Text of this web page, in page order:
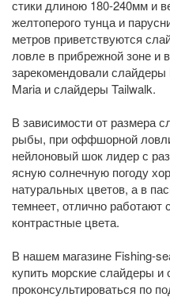
стики длиною 180-240мм и
желтоперого тунца и
метров приветствуются
ловле в прибрежной зоне и
зарекомендовали
Maria и слайдеры Tailwalk.
В зависимости от размера
рыбы, при оффшорной
нейлоновый шок лидер с
ясную солнечную погоду
натуральных цветов, а в
темнеет, отлично работают
контрастные цвета.
В нашем магазине Fishing-
купить морские слайдеры и
проконсультироваться по